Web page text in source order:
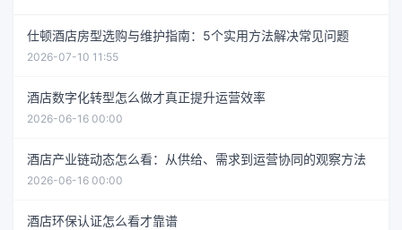
仕顿酒店房型选购与维护指南：5个实用方法解决常见问题
2026-07-10 11:55
酒店数字化转型怎么做才真正提升运营效率
2026-06-16 00:00
酒店产业链动态怎么看：从供给、需求到运营协同的观察方法
2026-06-16 00:00
酒店环保认证怎么看才靠谱